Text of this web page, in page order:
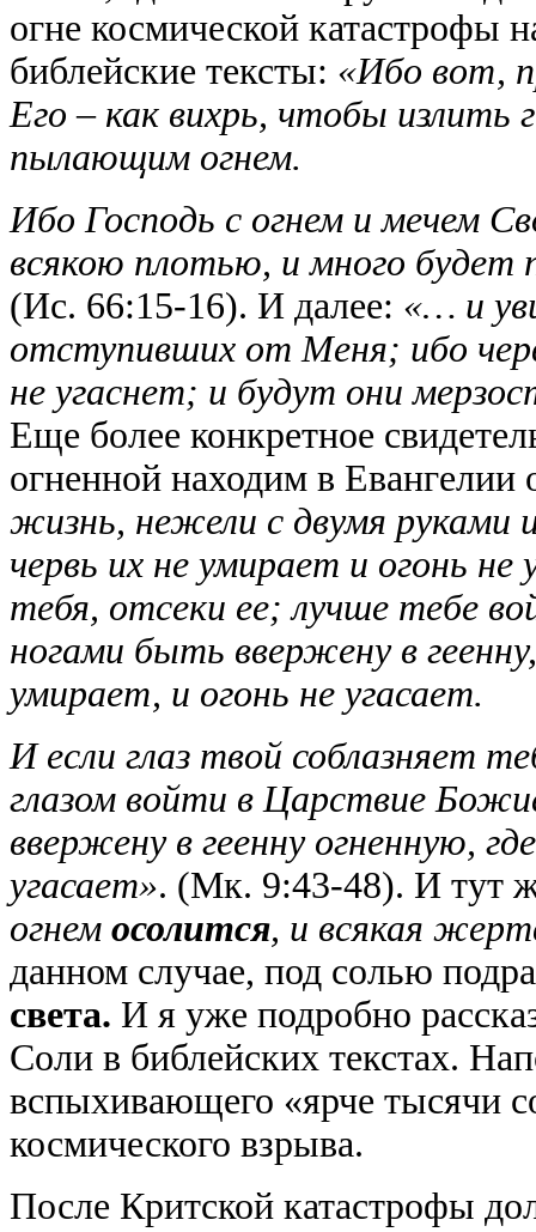
огне космической катастрофы
библейские тексты: «Ибо вот,
Его – как вихрь, чтобы излить
пылающим огнем.
Ибо Господь с огнем и мечем
всякою плотью, и много
(Ис. 66:15-16). И далее: «… и
отступивших от Меня; ибо
не угаснет; и будут они
Еще более конкретное
огненной находим в
жизнь, нежели с двумя руками
червь их не умирает и огонь
тебя, отсеки ее; лучше тебе
ногами быть ввержену в
умирает, и огонь не угасает.
И если глаз твой соблазняет
глазом войти в Царствие
ввержену в геенну огненную,
угасает». (Мк. 9:43-48). И тут
огнем осолится, и всякая
данном случае, под солью
света. И я уже подробно
Соли в библейских текстах.
вспыхивающего «ярче тысячи
космического взрыва.
После Критской катастрофы